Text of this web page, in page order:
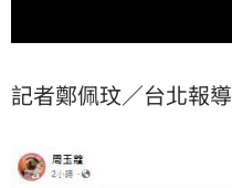
記者鄭佩玟／台北報導